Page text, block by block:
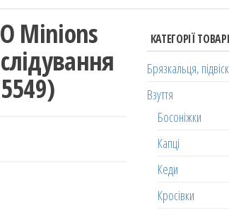
Minions КАТЕГОРІЇ
Брязкальця,
Взуття
Босоніжки
Капці
Кеди
Кросівки